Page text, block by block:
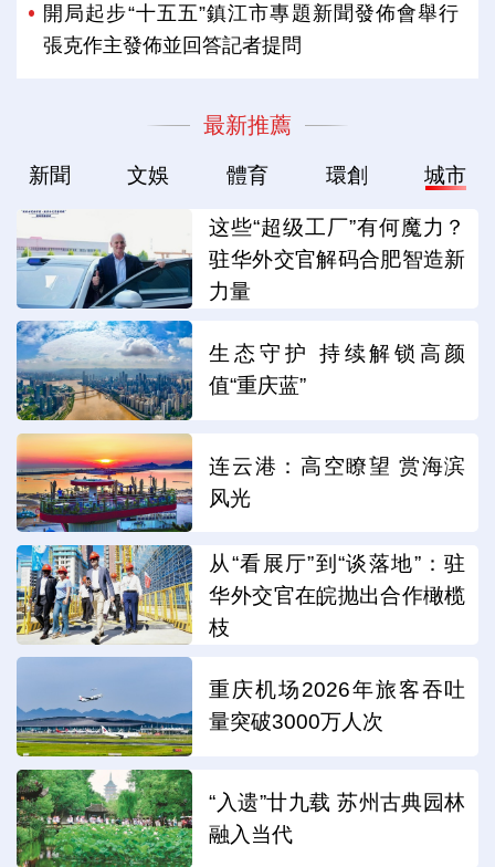
開局起步“十五五”鎮江市專題新聞發佈會舉行
張克作主發佈並回答記者提問
最新推薦
新聞 文娛 體育 環創 城市
这些“超级工厂”有何魔力？
驻华外交官解码合肥智造新
力量
生态守护 持续解锁高颜
值“重庆蓝”
连云港：高空瞭望 赏海滨
风光
从“看展厅”到“谈落地”：驻
华外交官在皖抛出合作橄榄
枝
重庆机场2026年旅客吞吐
量突破3000万人次
“入遗”廿九载 苏州古典园林
融入当代